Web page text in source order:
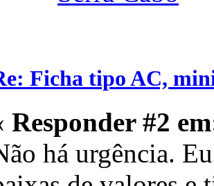
Ficha tipo AC,
Responder #2
há urgência.